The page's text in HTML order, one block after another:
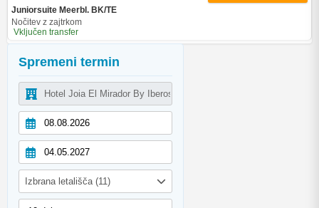
Spremeni termin
Izbrana letališča (11)
Juniorsuite Meerbl. BK/TE
Nočitev z zajtrkom
Vključen transfer